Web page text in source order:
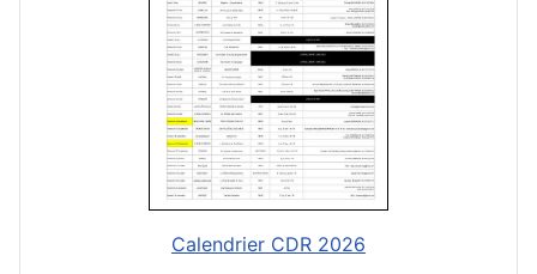
Calendrier CDR 2026